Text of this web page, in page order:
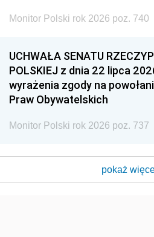
Monitor Polski rok 2026 poz. 740
UCHWAŁA SENATU
POLSKIEJ z dnia 22 lipca
wyrażenia zgody na
Praw Obywatelskich
Monitor Polski rok 2026 poz. 737
pokaż